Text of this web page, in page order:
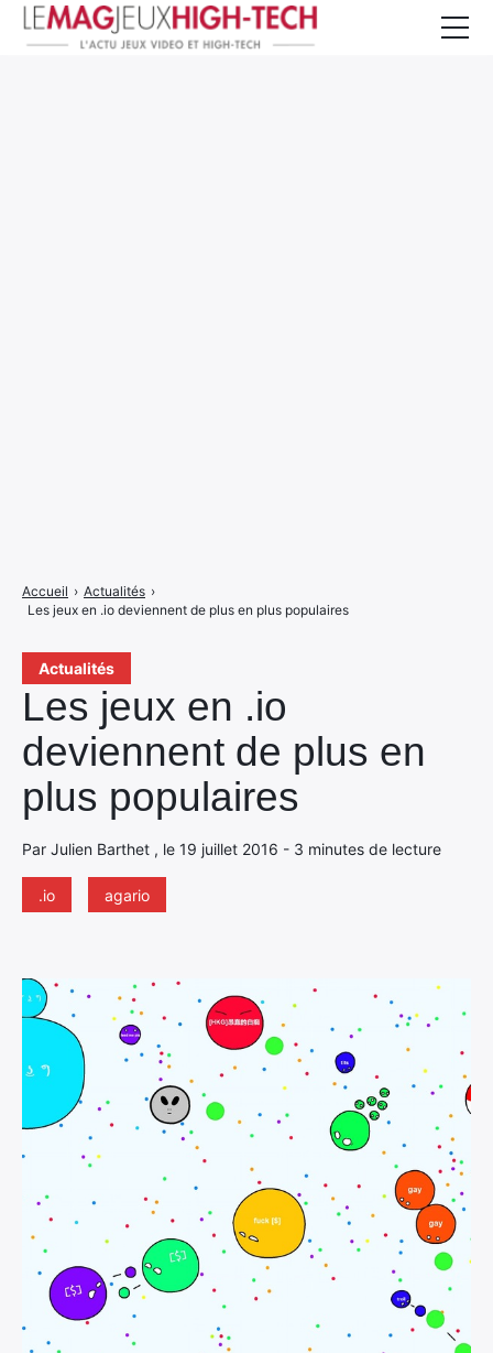
Actualités
Les jeux en .io
deviennent de plus en
plus populaires
Par Julien Barthet , le 19 juillet 2016 - 3 minutes de lecture
.io agario
Accueil › Actualités ›
Les jeux en .io deviennent de plus en plus populaires